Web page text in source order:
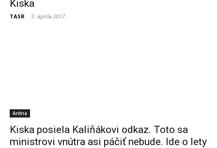
Kiska
TASR - 3. apríla 2017
Aréna
Kiska posiela Kaliňákovi odkaz. Toto sa
ministrovi vnútra asi páčiť nebude. Ide o lety